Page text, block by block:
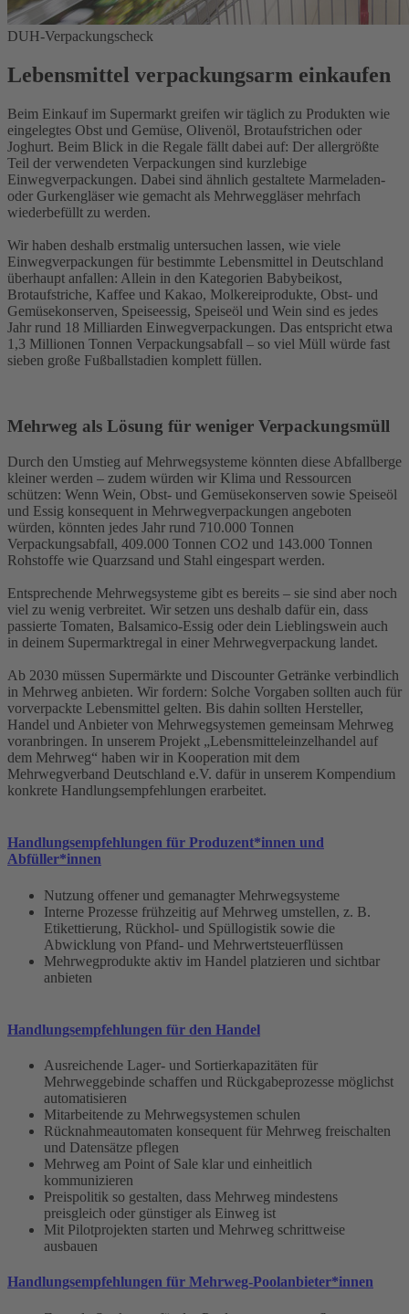
DUH-Verpackungscheck
Lebensmittel verpackungsarm einkaufen
Beim Einkauf im Supermarkt greifen wir täglich zu Produkten wie
eingelegtes Obst und Gemüse, Olivenöl, Brotaufstrichen oder
Joghurt. Beim Blick in die Regale fällt dabei auf: Der allergrößte
Teil der verwendeten Verpackungen sind kurzlebige
Einwegverpackungen. Dabei sind ähnlich gestaltete Marmeladen-
oder Gurkengläser wie gemacht als Mehrweggläser mehrfach
wiederbefüllt zu werden.
Wir haben deshalb erstmalig untersuchen lassen, wie viele
Einwegverpackungen für bestimmte Lebensmittel in Deutschland
überhaupt anfallen: Allein in den Kategorien Babybeikost,
Brotaufstriche, Kaffee und Kakao, Molkereiprodukte, Obst- und
Gemüsekonserven, Speiseessig, Speiseöl und Wein sind es jedes
Jahr rund 18 Milliarden Einwegverpackungen. Das entspricht etwa
1,3 Millionen Tonnen Verpackungsabfall – so viel Müll würde fast
sieben große Fußballstadien komplett füllen.
Mehrweg als Lösung für weniger Verpackungsmüll
Durch den Umstieg auf Mehrwegsysteme könnten diese Abfallberge
kleiner werden – zudem würden wir Klima und Ressourcen
schützen: Wenn Wein, Obst- und Gemüsekonserven sowie Speiseöl
und Essig konsequent in Mehrwegverpackungen angeboten
würden, könnten jedes Jahr rund 710.000 Tonnen
Verpackungsabfall, 409.000 Tonnen CO2 und 143.000 Tonnen
Rohstoffe wie Quarzsand und Stahl eingespart werden.
Entsprechende Mehrwegsysteme gibt es bereits – sie sind aber noch
viel zu wenig verbreitet. Wir setzen uns deshalb dafür ein, dass
passierte Tomaten, Balsamico-Essig oder dein Lieblingswein auch
in deinem Supermarktregal in einer Mehrwegverpackung landet.
Ab 2030 müssen Supermärkte und Discounter Getränke verbindlich
in Mehrweg anbieten. Wir fordern: Solche Vorgaben sollten auch für
vorverpackte Lebensmittel gelten. Bis dahin sollten Hersteller,
Handel und Anbieter von Mehrwegsystemen gemeinsam Mehrweg
voranbringen. In unserem Projekt „Lebensmitteleinzelhandel auf
dem Mehrweg“ haben wir in Kooperation mit dem
Mehrwegverband Deutschland e.V. dafür in unserem Kompendium
konkrete Handlungsempfehlungen erarbeitet.
Handlungsempfehlungen für Produzent*innen und
Abfüller*innen
Nutzung offener und gemanagter Mehrwegsysteme
Interne Prozesse frühzeitig auf Mehrweg umstellen, z. B.
Etikettierung, Rückhol- und Spüllogistik sowie die
Abwicklung von Pfand- und Mehrwertsteuerflüssen
Mehrwegprodukte aktiv im Handel platzieren und sichtbar
anbieten
Handlungsempfehlungen für den Handel
Ausreichende Lager- und Sortierkapazitäten für
Mehrweggebinde schaffen und Rückgabeprozesse möglichst
automatisieren
Mitarbeitende zu Mehrwegsystemen schulen
Rücknahmeautomaten konsequent für Mehrweg freischalten
und Datensätze pflegen
Mehrweg am Point of Sale klar und einheitlich
kommunizieren
Preispolitik so gestalten, dass Mehrweg mindestens
preisgleich oder günstiger als Einweg ist
Mit Pilotprojekten starten und Mehrweg schrittweise
ausbauen
Handlungsempfehlungen für Mehrweg-Poolanbieter*innen